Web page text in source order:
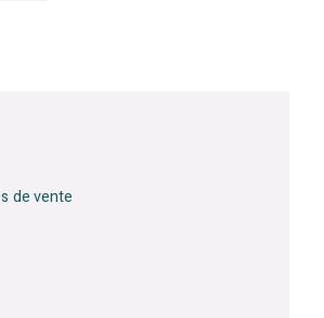
de vente